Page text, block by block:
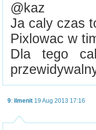
@kaz
Ja caly czas
Pixlowac w
Dla tego
9: ilmenit 19 Aug 2013 17:16